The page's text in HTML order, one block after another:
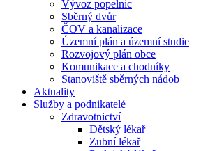
Vývoz popelnic
Sběrný dvůr
ČOV a kanalizace
Územní plán a územní studie
Rozvojový plán obce
Komunikace a chodníky
Stanoviště sběrných nádob
Aktuality
Služby a podnikatelé
Zdravotnictví
Dětský lékař
Zubní lékař